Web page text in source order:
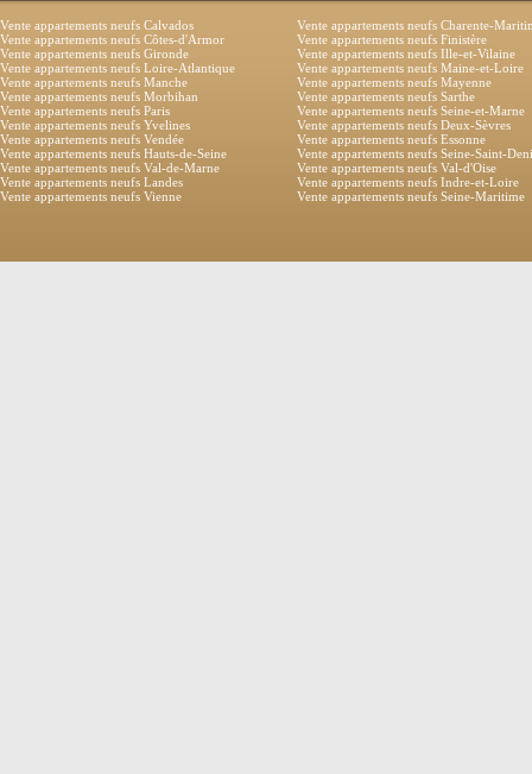
Vente appartements neufs Calvados
Vente appartements neufs Charente-
Vente appartements neufs Côtes-d'Armor
Vente appartements neufs Finistère
Vente appartements neufs Gironde
Vente appartements neufs Ille-et-Vilaine
Vente appartements neufs Loire-Atlantique
Vente appartements neufs Maine-et-Loire
Vente appartements neufs Manche
Vente appartements neufs Mayenne
Vente appartements neufs Morbihan
Vente appartements neufs Sarthe
Vente appartements neufs Paris
Vente appartements neufs Seine-et-Marne
Vente appartements neufs Yvelines
Vente appartements neufs Deux-Sèvres
Vente appartements neufs Vendée
Vente appartements neufs Essonne
Vente appartements neufs Hauts-de-Seine
Vente appartements neufs Seine-Saint-
Vente appartements neufs Val-de-Marne
Vente appartements neufs Val-d'Oise
Vente appartements neufs Landes
Vente appartements neufs Indre-et-Loire
Vente appartements neufs Vienne
Vente appartements neufs Seine-Maritime